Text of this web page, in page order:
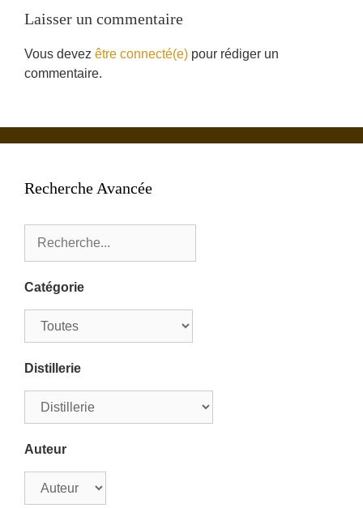
Laisser un commentaire
Vous devez être connecté(e) pour rédiger un
commentaire.
Recherche Avancée
Catégorie
Distillerie
Auteur